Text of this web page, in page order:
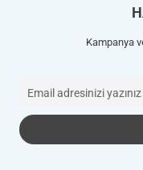
Kampanya